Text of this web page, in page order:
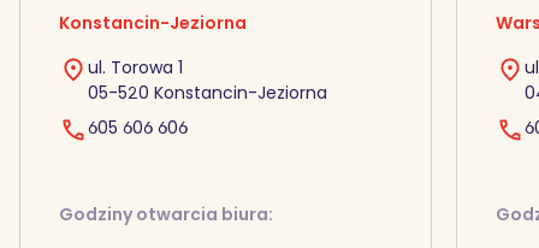
Konstancin-Jeziorna
ul. Torowa 1
05-520 Konstancin-Jeziorna
605 606 606
Godziny otwarcia biura: